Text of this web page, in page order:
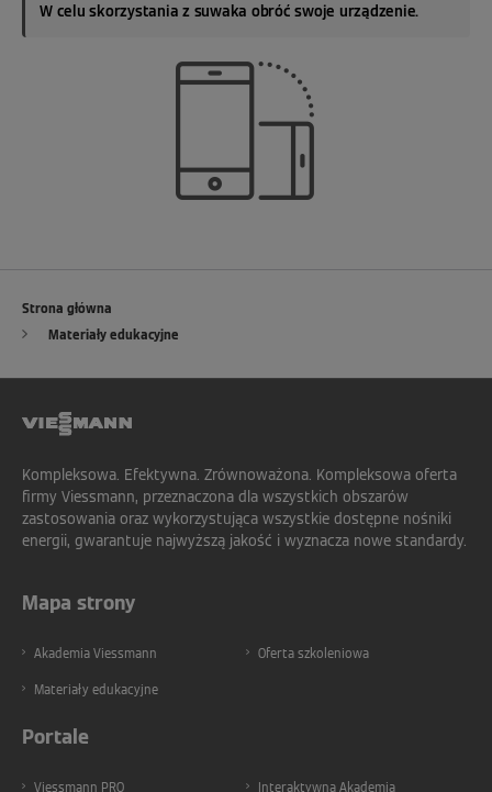
W celu skorzystania z suwaka obróć swoje urządzenie.
Strona główna
Materiały edukacyjne
Kompleksowa. Efektywna. Zrównoważona. Kompleksowa oferta
firmy Viessmann, przeznaczona dla wszystkich obszarów
zastosowania oraz wykorzystująca wszystkie dostępne nośniki
energii, gwarantuje najwyższą jakość i wyznacza nowe standardy.
Mapa strony
Akademia Viessmann Oferta szkoleniowa
Materiały edukacyjne
Portale
Viessmann PRO Interaktywna Akademia